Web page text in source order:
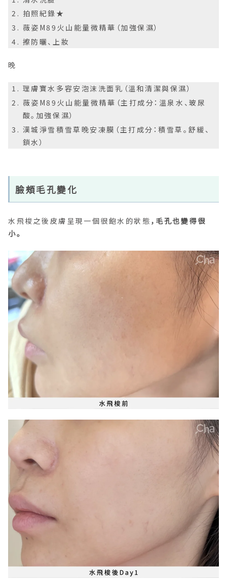
拍照紀錄★
薇姿M89火山能量微精華（加強保濕）
擦防曬、上妝
晚
理膚寶水多容安泡沫洗面乳（溫和清潔與保濕）
薇姿M89火山能量微精華（主打成分：溫泉水、玻尿
酸。加強保濕）
漢城淨雪積雪草晚安凍膜（主打成分：積雪草。舒緩、
鎖水）
臉頰毛孔變化
水飛梭之後皮膚呈現一個很飽水的狀態 ，毛孔也變得很
小。